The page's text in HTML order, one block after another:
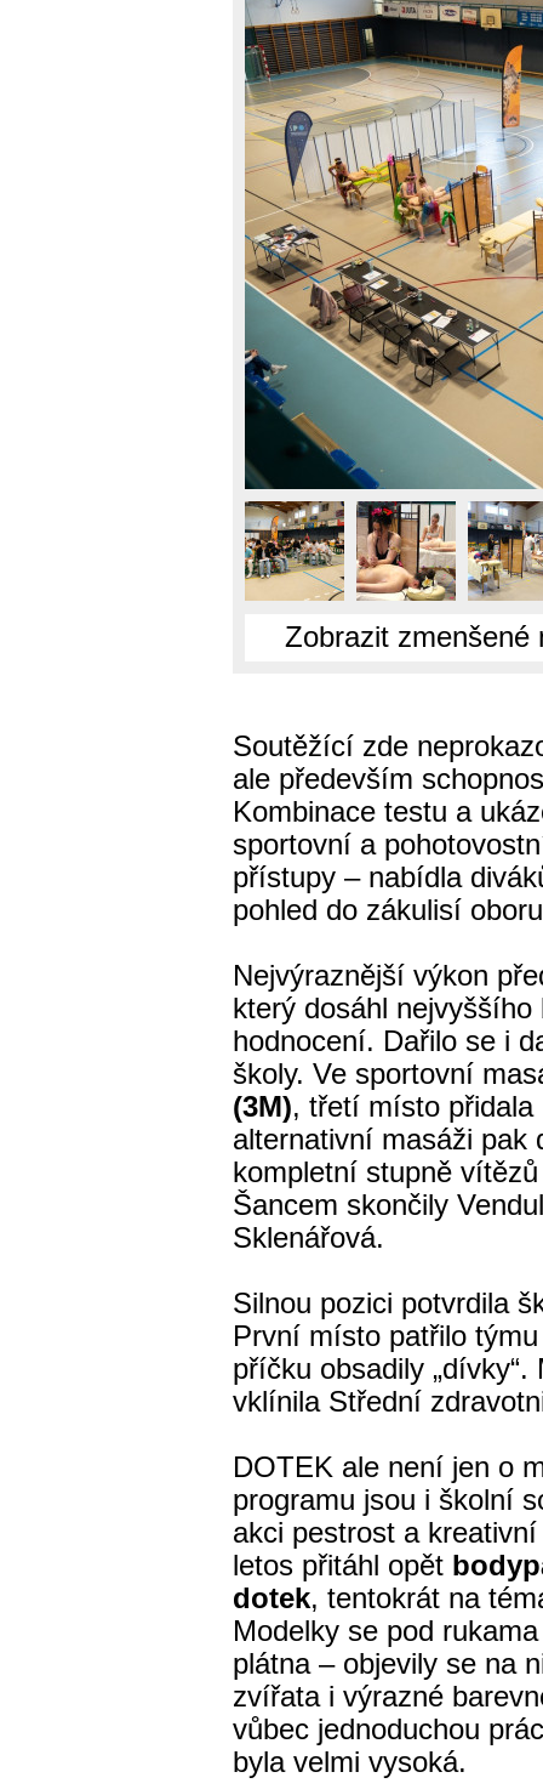
Zobrazit zmenšené
Soutěžící zde
ale především
Kombinace testu a
sportovní a
přístupy – nabídla
pohled do zákulisí
Nejvýraznější výkon
který dosáhl
hodnocení. Dařilo se i
školy. Ve sportovní
(3M), třetí místo přidala
alternativní masáži pak
kompletní stupně
Šancem skončily
Sklenářová.
Silnou pozici potvrdila
První místo patřilo
příčku obsadily
vklínila Střední
DOTEK ale není jen o
programu jsou i školní
akci pestrost a
letos přitáhl opět
dotek, tentokrát na
Modelky se pod
plátna – objevily se na
zvířata i výrazné
vůbec jednoduchou
byla velmi vysoká.